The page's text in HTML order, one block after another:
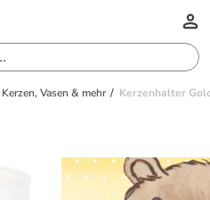
Kerzen, Vasen & mehr Kerzenhalter